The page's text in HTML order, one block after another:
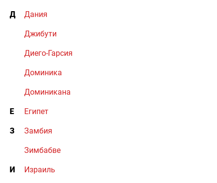
Д Дания
Джибути
Диего-Гарсия
Доминика
Доминикана
Е Египет
З Замбия
Зимбабве
И Израиль